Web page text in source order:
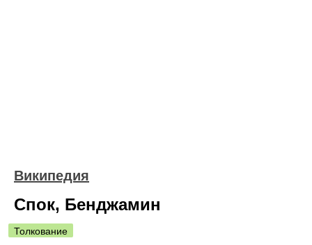
Википедия
Спок, Бенджамин
Толкование